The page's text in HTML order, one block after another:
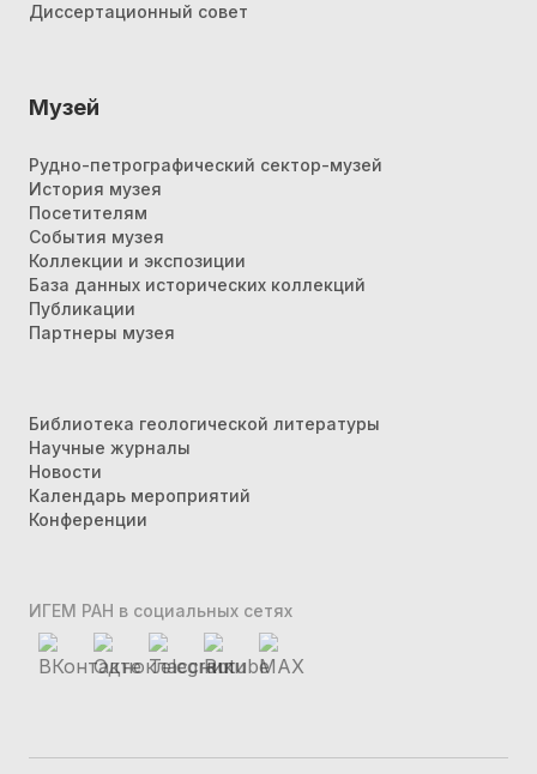
Диссертационный совет
Музей
Рудно-петрографический сектор-музей
История музея
Посетителям
События музея
Коллекции и экспозиции
База данных исторических коллекций
Публикации
Партнеры музея
Библиотека геологической литературы
Научные журналы
Новости
Календарь мероприятий
Конференции
ИГЕМ РАН в социальных сетях